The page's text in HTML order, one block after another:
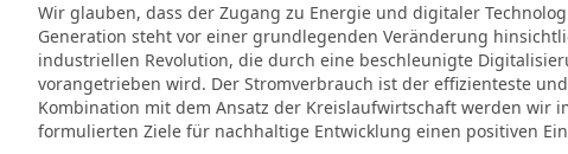
Wir glauben, dass der Zugang zu Energie und digitaler
Generation steht vor einer grundlegenden Veränderung
industriellen Revolution, die durch eine beschleunigte
vorangetrieben wird. Der Stromverbrauch ist der effizienteste
Kombination mit dem Ansatz der Kreislaufwirtschaft werden wir
formulierten Ziele für nachhaltige Entwicklung einen positiven